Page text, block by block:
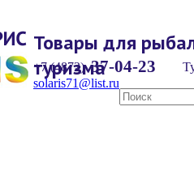
Товары для
туризма
+7 (4872) 37-04-23
solaris71@list.ru